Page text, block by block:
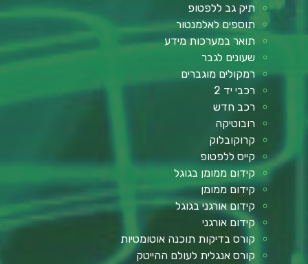
תיק גב ללפטופ
תוספים לאלמנטור
תואר במערכות מידע
שעונים לגבר
רמקולים מוגברים
רכבי יד 2
רכב חדש
רובוטיקה
קרוקובלוק
קייס ללפטופ
קידום ממומן בגוגל
קידום ממומן
קידום אורגני בגוגל
קידום אורגני
קורס בדיקות תוכנה אוטומטיות
קורס אנגלית לעולם ההייטק